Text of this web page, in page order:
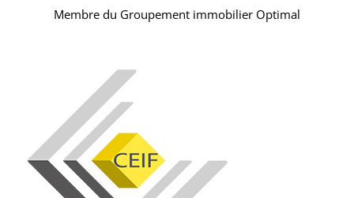
Membre du Groupement immobilier Optimal